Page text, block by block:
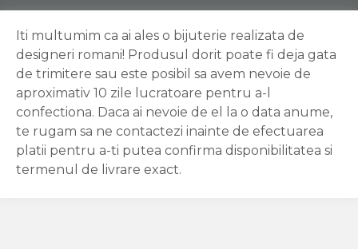
Iti multumim ca ai ales o bijuterie realizata de
designeri romani! Produsul dorit poate fi deja gata
de trimitere sau este posibil sa avem nevoie de
aproximativ 10 zile lucratoare pentru a-l
confectiona. Daca ai nevoie de el la o data anume,
te rugam sa ne contactezi inainte de efectuarea
platii pentru a-ti putea confirma disponibilitatea si
termenul de livrare exact.